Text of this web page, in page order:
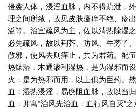
侵袭人体，浸淫血脉，内不得疏泄，
理之间所致，故见皮肤瘙痒不绝、疹
溢等。治宜疏风为主，佐以清热除湿
必先疏风，故以荆芥、防风、牛蒡子
散邪，使风去则痒止，共为君药。配
热燥湿，木通渗利湿热，是为湿邪而
火，是为热邪而用，以上俱为臣药。
血；湿热浸淫，易瘀阻血脉，故以当
血，并寓“治风先治血，血行风自灭”